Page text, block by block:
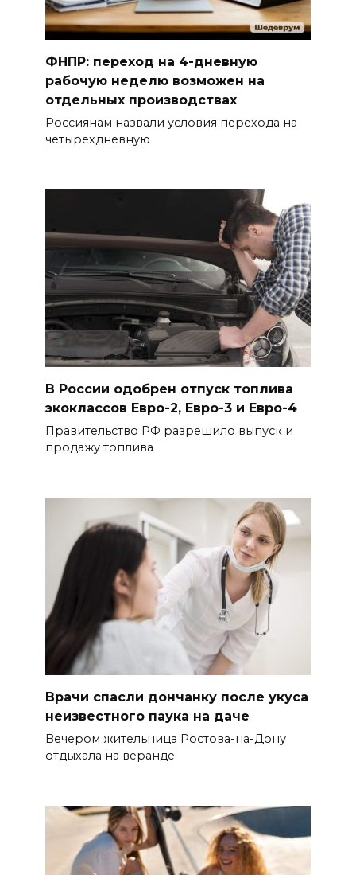
ФНПР: переход на 4-дневную
рабочую неделю возможен на
отдельных производствах
Россиянам назвали условия перехода на
четырехдневную
В России одобрен отпуск топлива
экоклассов Евро-2, Евро-3 и Евро-4
Правительство РФ разрешило выпуск и
продажу топлива
Врачи спасли дончанку после укуса
неизвестного паука на даче
Вечером жительница Ростова-на-Дону
отдыхала на веранде